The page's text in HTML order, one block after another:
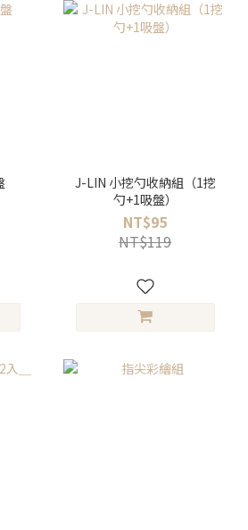
J-LIN 小挖勺收納組（1挖
勺+1吸盤）
NT$95
NT$119